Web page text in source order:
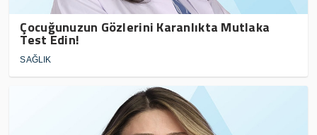
Çocuğunuzun Gözlerini Karanlıkta Mutlaka
Test Edin!
SAĞLIK